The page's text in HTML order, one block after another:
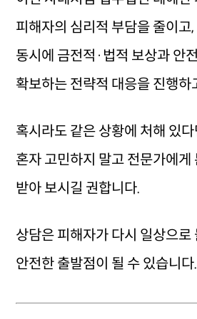
피해자의 심리적 부담을 줄이고,
동시에 금전적·법적 보상과 안
확보하는 전략적 대응을 진행하
혹시라도 같은 상황에 처해 있다
혼자 고민하지 말고 전문가에게
받아 보시길 권합니다.
상담은 피해자가 다시 일상으로
안전한 출발점이 될 수 있습니다.